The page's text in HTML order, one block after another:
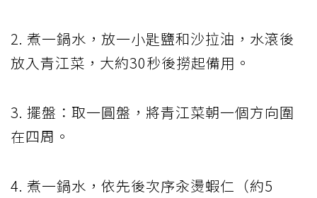
2. 煮一鍋水，放一小匙鹽和沙拉油，水滾後
放入青江菜，大約30秒後撈起備用。
3. 擺盤：取一圓盤，將青江菜朝一個方向圍
在四周。
4. 煮一鍋水，依先後次序汆燙蝦仁（約5